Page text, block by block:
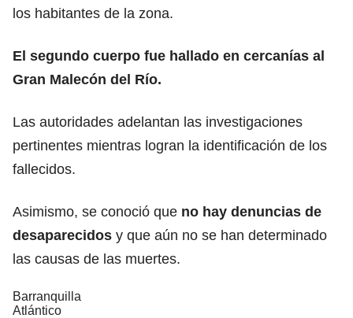
los habitantes de la zona.
El segundo cuerpo fue hallado en cercanías al
Gran Malecón del Río.
Las autoridades adelantan las investigaciones
pertinentes mientras logran la identificación de los
fallecidos.
Asimismo, se conoció que no hay denuncias de
desaparecidos y que aún no se han determinado
las causas de las muertes.
Barranquilla
Atlántico